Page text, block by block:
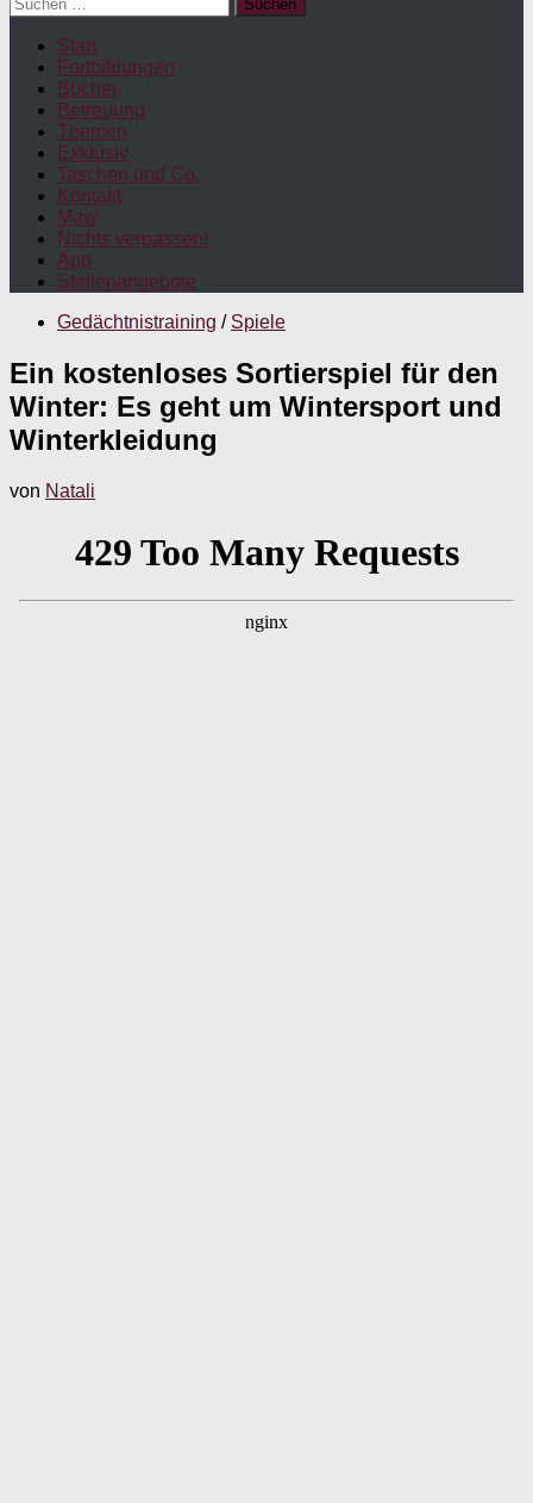
nach:
Start
Fortbildungen
Bücher
Betreuung
Themen
Exklusiv
Taschen und Co.
Kontakt
Maw
Nichts verpassen!
App
Stellenangebote
Gedächtnistraining / Spiele
Ein kostenloses Sortierspiel für den
Winter: Es geht um Wintersport und
Winterkleidung
von Natali